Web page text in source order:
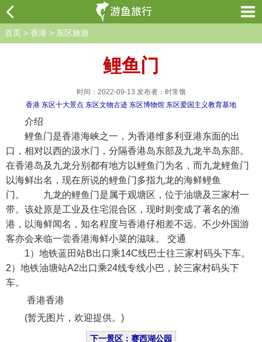
首页 > 香港 > 东区旅游
鲤鱼门
时间：2022-09-13 发布者：时常饿
香港 东区十大景点 东区文物古迹 东区博物馆 东区爱国主义教育基地
介绍
鲤鱼门是香港海峡之一，为香港维多利亚港东面的出
口，相对以西的汲水门，分隔香港岛东部及九龙半岛东部。
在香港岛及九龙分别都有地方以鲤鱼门为名，而九龙鲤鱼门
以海鲜出名，现在所说的鲤鱼门多指九龙的海鲜鲤鱼
门。 九龙的鲤鱼门是属于观塘区，位于油塘及三家村一
带。该处原是工业及住宅混合区，现时则变成了著名的渔
港，以海鲜闻名，知名程度与香港仔相差不远。不少外国游
客亦会来临一尝香港海鲜小菜的滋味。 交通
1）地铁蓝田站B出口乘14C线巴士往三家村码头下车。
2）地铁油塘站A2出口乘24线专线小巴，於三家村码头下
车。
香港香港
(暂无图片，欢迎提供。)
下一景区：赛西湖公园